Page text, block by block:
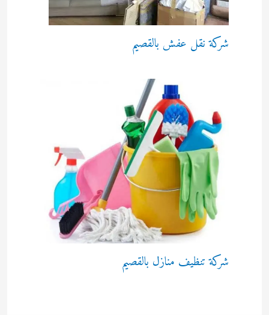
شركة نقل عفش بالقصيم
شركة تنظيف منازل بالقصيم